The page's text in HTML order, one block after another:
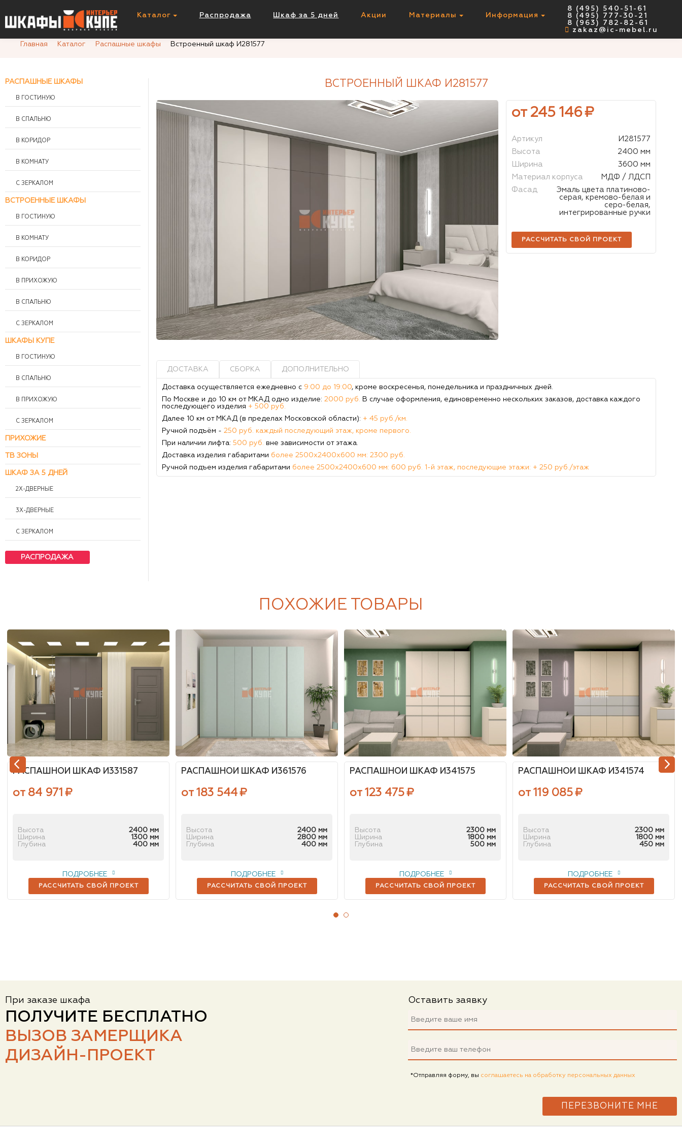
Каталог Распродажа Шкаф за 5 дней Акции Материалы Информация
8 (495) 540-51-61
8 (495) 777-30-21
8 (963) 782-82-61
zakaz@ic-mebel.ru
Главная
Каталог Распашные шкафы Встроенный шкаф И281577
ВСТРОЕННЫЙ ШКАФ И281577
от 245 146₽
Артикул
И281577
Высота
2400 мм
Ширина
3600 мм
Материал корпуса
МДФ / ЛДСП
Фасад
Эмаль цвета платиново-
серая, кремово-белая и
серо-белая,
интегрированные ручки
РАССЧИТАТЬ СВОЙ ПРОЕКТ
ДОСТАВКА СБОРКА ДОПОЛНИТЕЛЬНО
Доставка осуществляется ежедневно с 9:00 до 19:00, кроме воскресенья, понедельника и праздничных дней.
По Москве и до 10 км от МКАД одно изделие: 2000 руб. В случае оформления, единовременно нескольких заказов, доставка каждого
последующего изделия + 500 руб.
Далее 10 км от МКАД (в пределах Московской области): + 45 руб./км.
Ручной подъём - 250 руб. каждый последующий этаж, кроме первого.
При наличии лифта: 500 руб. вне зависимости от этажа.
Доставка изделия габаритами более 2500х2400х600 мм: 2300 руб.
Ручной подъем изделия габаритами более 2500х2400х600 мм: 600 руб. 1-й этаж, последующие этажи: + 250 руб./этаж
Встроенный шкаф И281577
РАСПАШНЫЕ ШКАФЫ
В ГОСТИНУЮ
В СПАЛЬНЮ
В КОРИДОР
В КОМНАТУ
С ЗЕРКАЛОМ
ВСТРОЕННЫЕ ШКАФЫ
В ГОСТИНУЮ
В КОМНАТУ
В КОРИДОР
В ПРИХОЖУЮ
В СПАЛЬНЮ
С ЗЕРКАЛОМ
ШКАФЫ КУПЕ
В ГОСТИНУЮ
В СПАЛЬНЮ
В ПРИХОЖУЮ
С ЗЕРКАЛОМ
ПРИХОЖИЕ
ТВ ЗОНЫ
ШКАФ ЗА 5 ДНЕЙ
2Х-ДВЕРНЫЕ
3Х-ДВЕРНЫЕ
С ЗЕРКАЛОМ
РАСПРОДАЖА
ПОХОЖИЕ ТОВАРЫ
РАСПАШНОЙ ШКАФ И331587
от 84 971 ₽
Высота
2400 мм
Ширина
1300 мм
Глубина
400 мм
РАССЧИТАТЬ СВОЙ ПРОЕКТ
ПОДРОБНЕЕ
РАСПАШНОЙ ШКАФ И361576
от 183 544₽
Высота
2400 мм
Ширина
2800 мм
Глубина
400 мм
РАССЧИТАТЬ СВОЙ ПРОЕКТ
ПОДРОБНЕЕ
РАСПАШНОЙ ШКАФ И341575
от 123 475₽
Высота
2300 мм
Ширина
1800 мм
Глубина
500 мм
РАССЧИТАТЬ СВОЙ ПРОЕКТ
ПОДРОБНЕЕ
РАСПАШНОЙ ШКАФ И341574
от 119 085₽
Высота
2300 мм
Ширина
1800 мм
Глубина
450 мм
РАССЧИТАТЬ СВОЙ ПРОЕКТ
ПОДРОБНЕЕ
При заказе шкафа
ПОЛУЧИТЕ БЕСПЛАТНО
ВЫЗОВ ЗАМЕРЩИКА
ДИЗАЙН-ПРОЕКТ
Оставить заявку
*Отправляя форму, вы соглашаетесь на обработку персональных данных